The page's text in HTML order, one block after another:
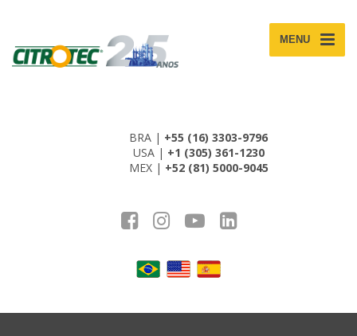
MENU
BRA | +55 (16) 3303-9796
USA | +1 (305) 361-1230
MEX | +52 (81) 5000-9045